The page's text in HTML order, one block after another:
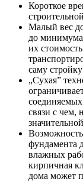
Короткое
Малый вес
до минимума
их
саму
„Сухая”
связи с чем,
фундамента
влажных
кирпичная
дома может